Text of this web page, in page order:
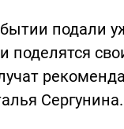
подали
поделятся
Сергунина.